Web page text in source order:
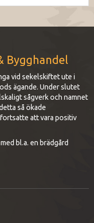
Bygghandel
vid sekelskiftet ute i
ägande. Under slutet
sågverk och namnet
så ökade
att vara positiv
bl.a. en brädgård